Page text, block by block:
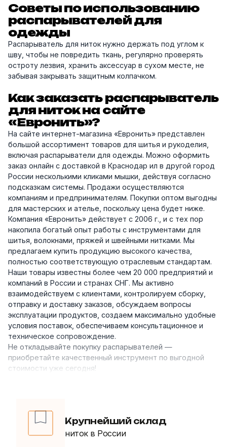
Советы по использованию
распарывателей для
одежды
Распарыватель для ниток нужно держать под углом к
шву, чтобы не повредить ткань, регулярно проверять
остроту лезвия, хранить аксессуар в сухом месте, не
забывая закрывать защитным колпачком.
Как заказать распарыватель
для ниток на сайте
«Евронить»?
На сайте интернет-магазина «Евронить» представлен
большой ассортимент товаров для шитья и рукоделия,
включая распарыватели для одежды. Можно оформить
заказ онлайн с доставкой в Краснодар ил в другой город
России несколькими кликами мышки, действуя согласно
подсказкам системы. Продажи осуществляются
компаниям и предпринимателям. Покупки оптом выгодны
для мастерских и ателье, поскольку цена будет ниже.
Компания «Евронить» действует с 2006 г., и с тех пор
накопила богатый опыт работы с инструментами для
шитья, волокнами, пряжей и швейными нитками. Мы
предлагаем купить продукцию высокого качества,
полностью соответствующую отраслевым стандартам.
Наши товары известны более чем 20 000 предприятий и
компаний в России и странах СНГ. Мы активно
взаимодействуем с клиентами, контролируем сборку,
отправку и доставку заказов, обсуждаем вопросы
эксплуатации продуктов, создаем максимально удобные
условия поставок, обеспечиваем консультационное и
техническое сопровождение.
Не откладывайте покупку распарывателей —
приобретайте качественный инструмент по выгодной
стоимости уже сегодня!
Крупнейший склад
ниток в России